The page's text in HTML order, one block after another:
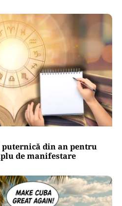
puternică din an pentru
de manifestare